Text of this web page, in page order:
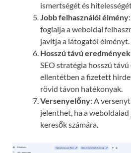
ismertségét és
Jobb felhasználói élmény
foglalja a weboldal
javítja a látogatói élményt.
Hosszú távú eredmények
SEO stratégia hosszú
ellentétben a fizetett
rövid távon hatékonyak.
Versenyelőny: A
jelenthet, ha a
keresők számára.